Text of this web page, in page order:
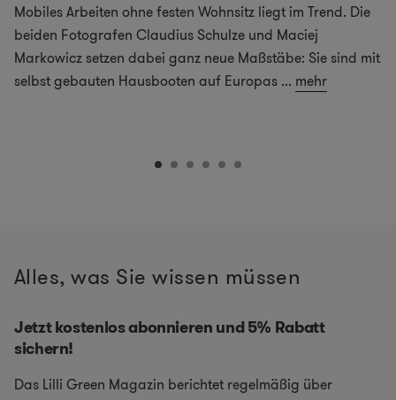
Mobiles Arbeiten ohne festen Wohnsitz liegt im Trend. Die
beiden Fotografen Claudius Schulze und Maciej
Markowicz setzen dabei ganz neue Maßstäbe: Sie sind mit
selbst gebauten Hausbooten auf Europas ... mehr
Alles, was Sie wissen müssen
Jetzt kostenlos abonnieren und 5% Rabatt
sichern!
Das Lilli Green Magazin berichtet regelmäßig über